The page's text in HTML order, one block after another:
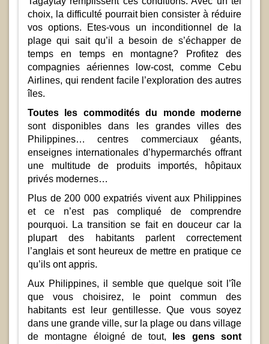
choix, la difficulté pourrait bien consister à réduire
vos options. Etes-vous un inconditionnel de la
plage qui sait qu’il a besoin de s’échapper de
temps en temps en montagne? Profitez des
compagnies aériennes low-cost, comme Cebu
Airlines, qui rendent facile l’exploration des autres
îles.
Toutes les commodités du monde moderne
sont disponibles dans les grandes villes des
Philippines… centres commerciaux géants,
enseignes internationales d’hypermarchés offrant
une multitude de produits importés, hôpitaux
privés modernes…
Plus de 200 000 expatriés vivent aux Philippines
et ce n’est pas compliqué de comprendre
pourquoi. La transition se fait en douceur car la
plupart des habitants parlent correctement
l’anglais et sont heureux de mettre en pratique ce
qu’ils ont appris.
Aux Philippines, il semble que quelque soit l’île
que vous choisirez, le point commun des
habitants est leur gentillesse. Que vous soyez
dans une grande ville, sur la plage ou dans village
de montagne éloigné de tout,
les gens sont